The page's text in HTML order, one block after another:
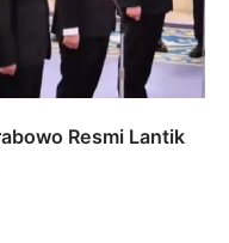
Resmi Lantik